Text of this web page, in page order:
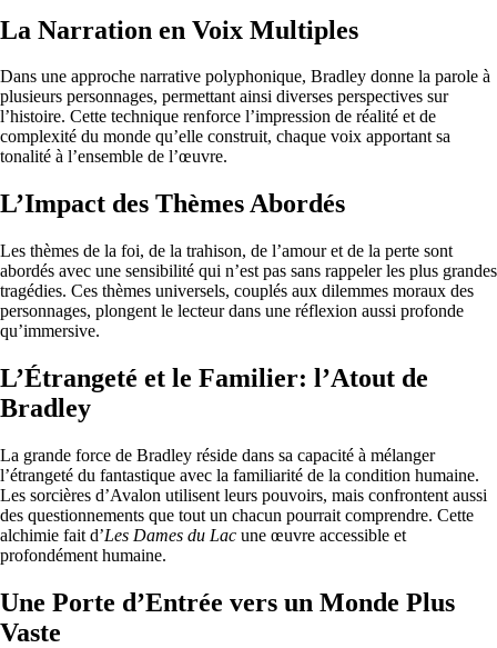
La Narration en Voix Multiples
Dans une approche narrative polyphonique, Bradley donne la parole à
plusieurs personnages, permettant ainsi diverses perspectives sur
l’histoire. Cette technique renforce l’impression de réalité et de
complexité du monde qu’elle construit, chaque voix apportant sa
tonalité à l’ensemble de l’œuvre.
L’Impact des Thèmes Abordés
Les thèmes de la foi, de la trahison, de l’amour et de la perte sont
abordés avec une sensibilité qui n’est pas sans rappeler les plus grandes
tragédies. Ces thèmes universels, couplés aux dilemmes moraux des
personnages, plongent le lecteur dans une réflexion aussi profonde
qu’immersive.
L’Étrangeté et le Familier: l’Atout de
Bradley
La grande force de Bradley réside dans sa capacité à mélanger
l’étrangeté du fantastique avec la familiarité de la condition humaine.
Les sorcières d’Avalon utilisent leurs pouvoirs, mais confrontent aussi
des questionnements que tout un chacun pourrait comprendre. Cette
alchimie fait d’Les Dames du Lac une œuvre accessible et
profondément humaine.
Une Porte d’Entrée vers un Monde Plus
Vaste